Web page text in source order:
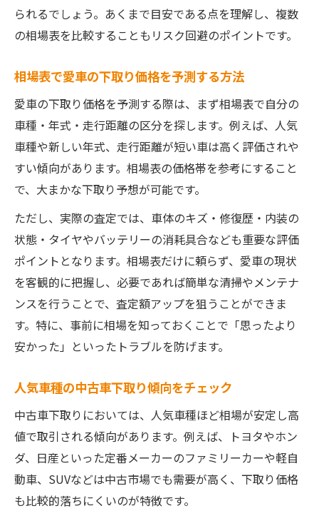
られるでしょう。あくまで目安である点を理解し、複数
の相場表を比較することもリスク回避のポイントです。
相場表で愛車の下取り価格を予測する方法
愛車の下取り価格を予測する際は、まず相場表で自分の
車種・年式・走行距離の区分を探します。例えば、人気
車種や新しい年式、走行距離が短い車は高く評価されや
すい傾向があります。相場表の価格帯を参考にすること
で、大まかな下取り予想が可能です。
ただし、実際の査定では、車体のキズ・修復歴・内装の
状態・タイヤやバッテリーの消耗具合なども重要な評価
ポイントとなります。相場表だけに頼らず、愛車の現状
を客観的に把握し、必要であれば簡単な清掃やメンテナ
ンスを行うことで、査定額アップを狙うことができま
す。特に、事前に相場を知っておくことで「思ったより
安かった」といったトラブルを防げます。
人気車種の中古車下取り傾向をチェック
中古車下取りにおいては、人気車種ほど相場が安定し高
値で取引される傾向があります。例えば、トヨタやホン
ダ、日産といった定番メーカーのファミリーカーや軽自
動車、SUVなどは中古市場でも需要が高く、下取り価格
も比較的落ちにくいのが特徴です。